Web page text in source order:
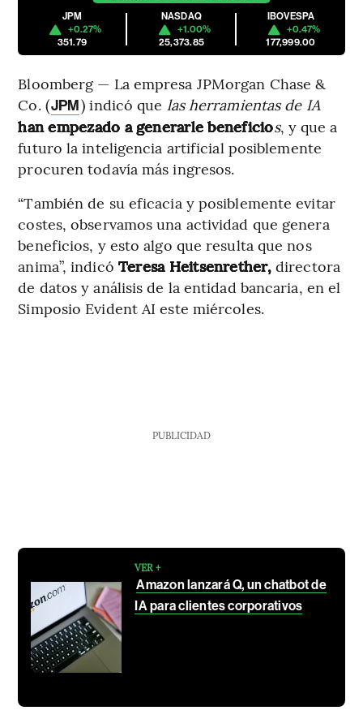
JPM
+0.27%
351.79
NASDAQ
+1.00%
25,373.85
IBOVESPA
+0.47%
177,999.00
Bloomberg — La empresa JPMorgan Chase &
Co. (JPM) indicó que las herramientas de IA
han empezado a generarle beneficios, y que a
futuro la inteligencia artificial posiblemente
procuren todavía más ingresos.
“También de su eficacia y posiblemente evitar
costes, observamos una actividad que genera
beneficios, y esto algo que resulta que nos
anima”, indicó Teresa Heitsenrether,directora
de datos y análisis de la entidad bancaria, en el
Simposio Evident AI este miércoles.
PUBLICIDAD
VER +
Amazon lanzará Q, un chatbot de
IA para clientes corporativos